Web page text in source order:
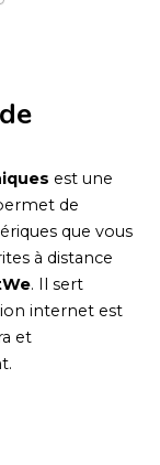
est une
de
que vous
à distance
. Il sert
internet est
et